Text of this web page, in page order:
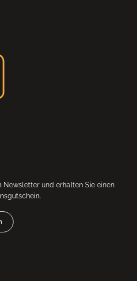
Newsletter und erhalten Sie einen